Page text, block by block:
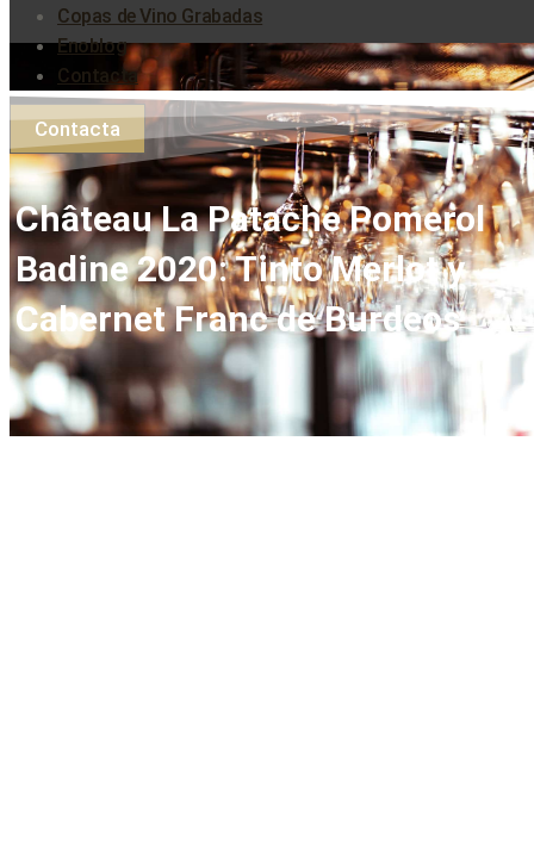
Copas de Vino Grabadas
Enoblog
Contacta
Contacta
Château La Patache Pomerol
Badine 2020: Tinto Merlot y
Cabernet Franc de Burdeos